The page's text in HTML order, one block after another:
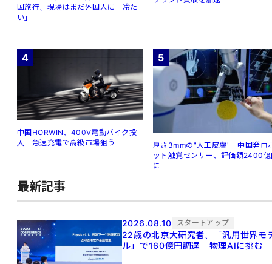
国旅行、現場はまだ外国人に「冷た
い」
4
中国HORWIN、400V電動バイク投
入 急速充電で高級市場狙う
5
厚さ3mmの"人工皮膚" 中国発ロ
ット触覚センサー、評価額2400
に
最新記事
2026.08.10 スタートアップ
22歳の北京大研究者、「汎用世界モ
ル」で160億円調達 物理AIに挑む